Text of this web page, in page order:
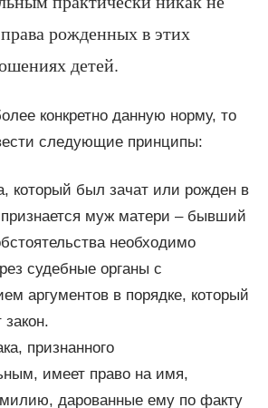
рожденных в этих
детей.
конкретно данную норму, то
следующие принципы:
который был зачат или рожден в
муж матери – бывший
необходимо
судебные органы с
аргументов в порядке, который
закон.
признанного
имеет право на имя,
дарованные ему по факту